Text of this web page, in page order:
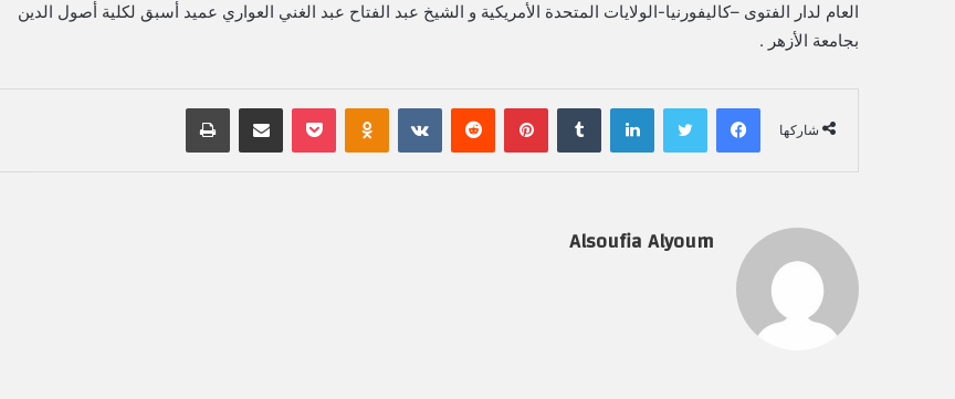
العام لدار الفتوى –كاليفورنيا-الولايات المتحدة اﻷمريكية و الشيخ عبد الفتاح عبد الغني العواري عميد أسبق لكلية أصول الدين
بجامعة اﻷزهر .
شاركها
فيسبوك لينكدإن بينتيريست بوكيت
Alsoufia Alyoum